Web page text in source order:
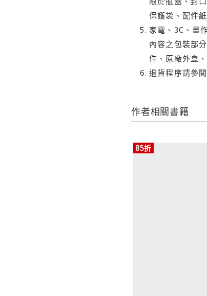
保護袋、配件
家電、3C、畫
內容之包裝部
件、原廠外盒
退貨程序請參
作者相關書籍
85折